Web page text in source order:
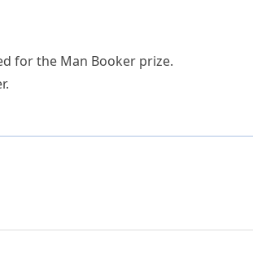
for the Man Booker prize.